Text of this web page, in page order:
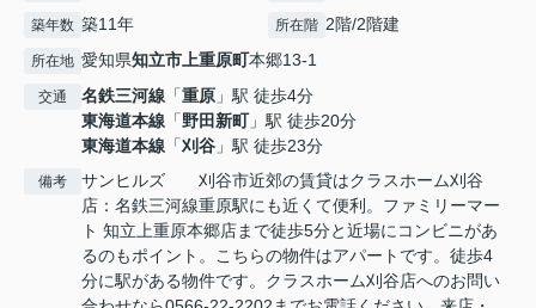
築年数 築11年 所在階 2階/2階建
所在地 愛知県知立市上重原町本郷13-1
交通 名鉄三河線 「重原 」駅 徒歩4分
東海道本線 「野田新町」駅 徒歩20分
東海道本線 「刈谷 」駅 徒歩23分
備考
サンヒルズ 刈谷市近郊の賃貸はクラスホーム刈谷
店：名鉄三河線重原駅にも近くて便利。ファミリーマー
ト 知立上重原本郷店まで徒歩5分と近場にコンビニがあ
るのもポイント。こちらの物件はアパートです。徒歩4
分に駅がある物件です。クラスホーム刈谷店へのお問い